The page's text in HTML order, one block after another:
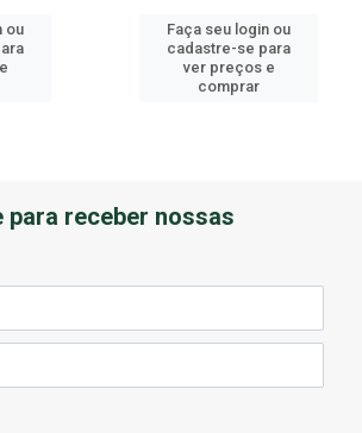
ou
Faça seu login ou
cadastre-se para
ver preços e
comprar
para receber nossas